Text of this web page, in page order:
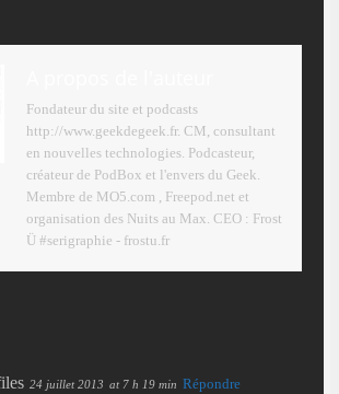
Fondateur du site et podcasts
http://www.geekdegeek.fr. CM, consultant
en nouvelles technologies. Podcasteur,
créateur de PodBox et l'envers du Geek.
Membre de MO5.com , Freepod.net et
organisation des Nuits au Max. CEO : Frost
Ü #serigraphie - frostu.fr
24 juillet 2013 at 7 h 19 min Répondre